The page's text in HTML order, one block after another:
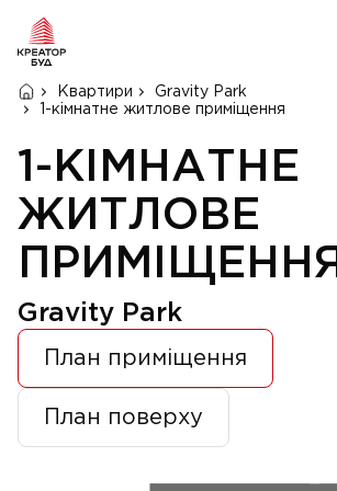
Квартири
Gravity Park
1-кімнатне житлове приміщення
1-КІМНАТНЕ
ЖИТЛОВЕ
ПРИМІЩЕННЯ
Gravity Park
План приміщення
План поверху